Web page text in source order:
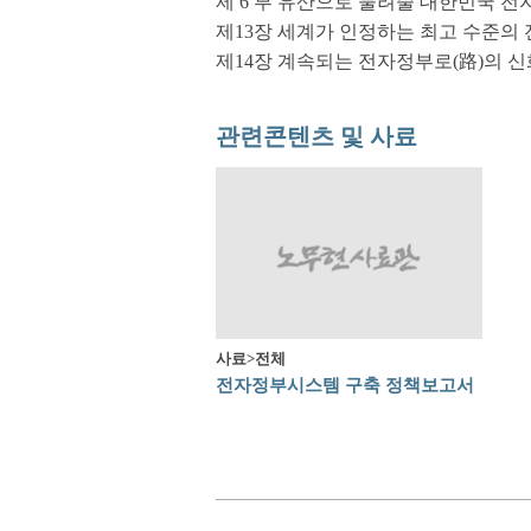
제13장 세계가 인정하는 최고 수준의
제14장 계속되는 전자정부로(路)의 신
관련콘텐츠 및 사료
사료>전체
전자정부시스템 구축 정책보고서